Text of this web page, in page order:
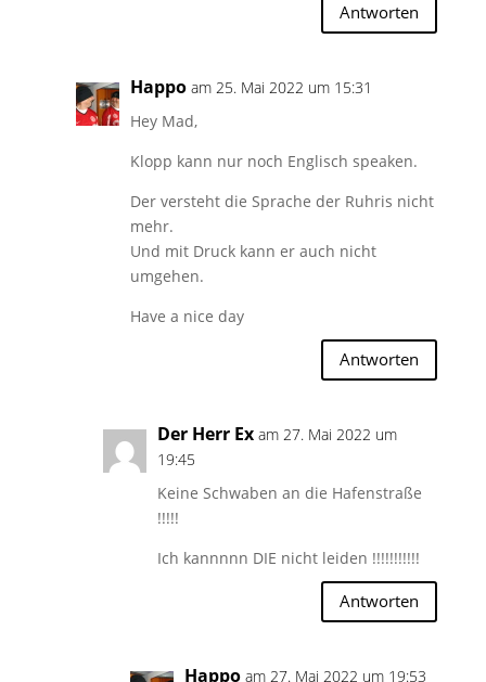
Antworten
Happo am 25. Mai 2022 um 15:31
Hey Mad,
Klopp kann nur noch Englisch speaken.
Der versteht die Sprache der Ruhris nicht
mehr.
Und mit Druck kann er auch nicht
umgehen.
Have a nice day
Antworten
Der Herr Ex am 27. Mai 2022 um
19:45
Keine Schwaben an die Hafenstraße
!!!!!
Ich kannnnn DIE nicht leiden !!!!!!!!!!!
Antworten
Happo am 27. Mai 2022 um 19:53